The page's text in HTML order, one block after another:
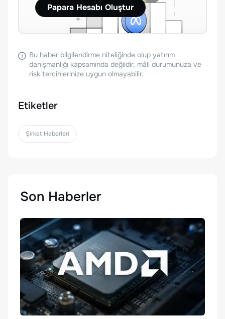
Papara Hesabı Oluştur
Bu haber bilgilendirme niteliğinde olup yatırım
danışmanlığı kapsamında değildir, mâli durumunuza ve
risk tercihlerinize uygun olmayabilir.
Etiketler
Şirket Haberleri
Son Haberler